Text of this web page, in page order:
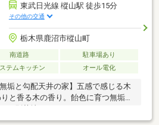
東武日光線 樅山駅 徒歩15分
その他の交通
栃木県鹿沼市樅山町
南道路
駐車場あり
テムキッチン オール電化
垢と勾配天井の家】五感で感じる木
と香る木の香り。飴色に育つ無垢床
な「2階ホール」 リビングと緩やか